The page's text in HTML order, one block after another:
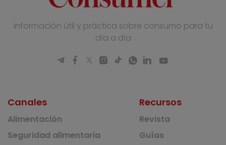
Información útil y práctica sobre consumo para tu
día a día
Canales
Alimentación
Seguridad alimentaria
Recursos
Revista
Guías